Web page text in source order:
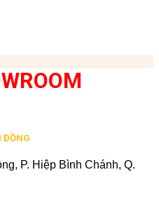
ĐỒNG
P. Hiệp Bình Chánh, Q.